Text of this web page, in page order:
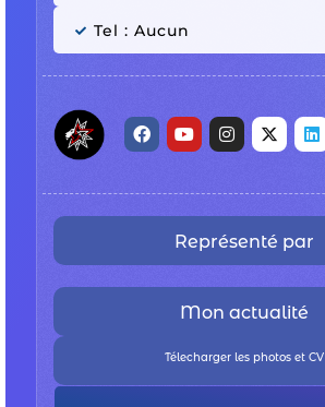
Tel : Aucun
Représenté par
Mon actualité
Télecharger les photos et CV